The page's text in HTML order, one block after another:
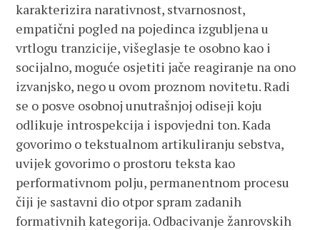
karakterizira narativnost, stvarnosnost,
empatični pogled na pojedinca izgubljena u
vrtlogu tranzicije, višeglasje te osobno kao i
socijalno, moguće osjetiti jače reagiranje na ono
izvanjsko, nego u ovom proznom novitetu. Radi
se o posve osobnoj unutrašnjoj odiseji koju
odlikuje introspekcija i ispovjedni ton. Kada
govorimo o tekstualnom artikuliranju sebstva,
uvijek govorimo o prostoru teksta kao
performativnom polju, permanentnom procesu
čiji je sastavni dio otpor spram zadanih
formativnih kategorija. Odbacivanje žanrovskih